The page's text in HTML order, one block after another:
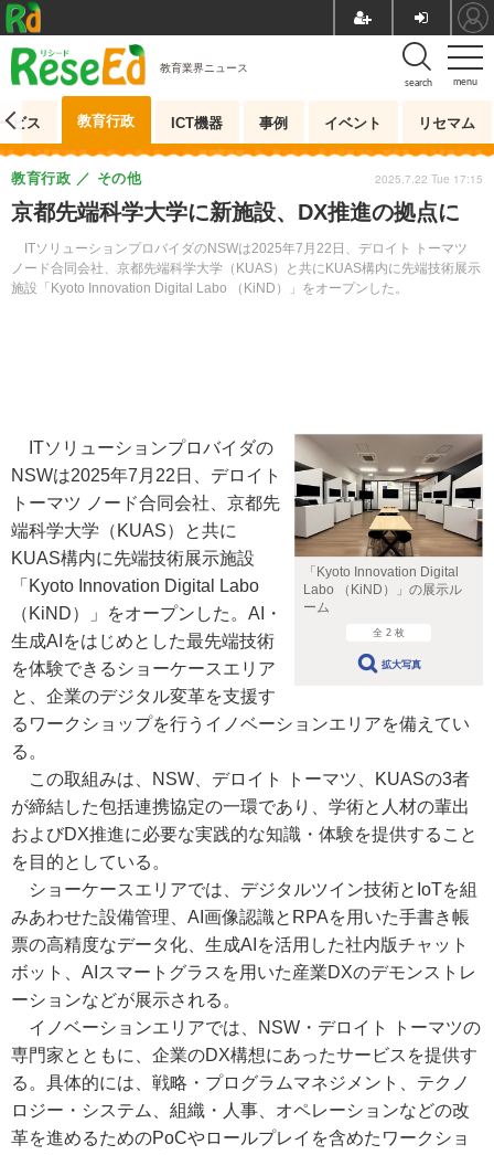
menu
search
教育業界ニュース
ビス 教育行政 ICT機器 事例 イベント リセマム
京都先端科学大学に新施設、DX推進の拠点に
ITソリューションプロバイダのNSWは2025年7月22日、デロイト トーマツ
ノード合同会社、京都先端科学大学（KUAS）と共にKUAS構内に先端技術展示
施設「Kyoto Innovation Digital Labo （KiND）」をオープンした。
教育行政 その他 2025.7.22 Tue 17:15
「Kyoto Innovation Digital
Labo （KiND）」の展示ル
ーム
全 2 枚
拡大写真
ITソリューションプロバイダの
NSWは2025年7月22日、デロイト
トーマツ ノード合同会社、京都先
端科学大学（KUAS）と共に
KUAS構内に先端技術展示施設
「Kyoto Innovation Digital Labo
（KiND）」をオープンした。AI・
生成AIをはじめとした最先端技術
を体験できるショーケースエリア
と、企業のデジタル変革を支援す
るワークショップを行うイノベーションエリアを備えてい
る。
この取組みは、NSW、デロイト トーマツ、KUASの3者
が締結した包括連携協定の一環であり、学術と人材の輩出
およびDX推進に必要な実践的な知識・体験を提供すること
を目的としている。
ショーケースエリアでは、デジタルツイン技術とIoTを組
みあわせた設備管理、AI画像認識とRPAを用いた手書き帳
票の高精度なデータ化、生成AIを活用した社内版チャット
ボット、AIスマートグラスを用いた産業DXのデモンストレ
ーションなどが展示される。
イノベーションエリアでは、NSW・デロイト トーマツの
専門家とともに、企業のDX構想にあったサービスを提供す
る。具体的には、戦略・プログラムマネジメント、テクノ
ロジー・システム、組織・人事、オペレーションなどの改
革を進めるためのPoCやロールプレイを含めたワークショ